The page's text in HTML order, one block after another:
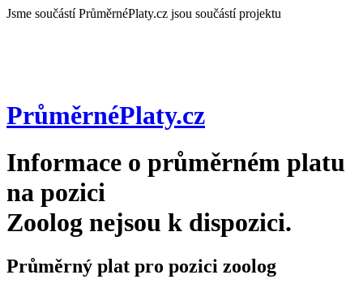
Jsme součástí PrůměrnéPlaty.cz jsou součástí projektu
PrůměrnéPlaty.cz
Informace o průměrném platu
na pozici
Zoolog nejsou k dispozici.
Průměrný plat pro pozici zoolog